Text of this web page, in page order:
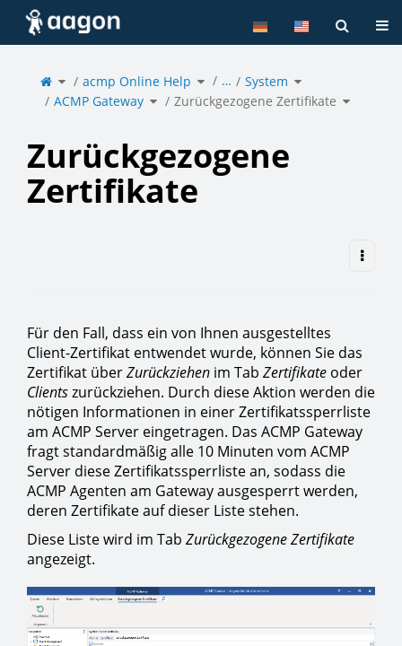
Home
Toggle
the
parent
tree
of
Zurückgezogene
Zertifikate.
acmp Online Help Toggle
the
hierarchy
tree
under
acmp
Online
Help.
… System Toggle
the
hierarchy
tree
under
System.
ACMP Gateway Toggle
the
hierarchy
tree
Zurückgezogene Zertifikate Toggle
the
hierarchy
tree
Zurückgezogene
Zertifikate
Für den Fall, dass ein von Ihnen ausgestelltes
Client-Zertifikat entwendet wurde, können Sie das
Zertifikat überZurückziehen im Tab Zertifikate oder
Clientszurückziehen. Durch diese Aktion werden die
nötigen Informationen in einer Zertifikatssperrliste
am ACMP Server eingetragen. Das ACMP Gateway
fragt standardmäßig alle 10 Minuten vom ACMP
Server diese Zertifikatssperrliste an, sodass die
ACMP Agenten am Gateway ausgesperrt werden,
deren Zertifikate auf dieser Liste stehen.
Diese Liste wird im Tab Zurückgezogene Zertifikate
angezeigt.